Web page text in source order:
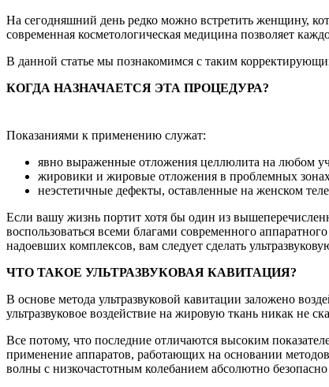
На сегодняшний день редко можно встретить женщину,
современная косметологическая медицина позволяет
В данной статье мы познакомимся с таким
КОГДА НАЗНАЧАЕТСЯ ЭТА ПРОЦЕДУРА?
Показаниями к применению служат:
явно выраженные отложения целлюлита на любом
жировики и жировые отложения в проблемных
неэстетичные дефекты, оставленные на женском
Если вашу жизнь портит хотя бы один из
воспользоваться всеми благами современного
надоевших комплексов, вам следует сделать
ЧТО ТАКОЕ УЛЬТРАЗВУКОВАЯ КАВИТАЦИЯ?
В основе метода ультразвуковой кавитации заложено
ультразвуковое воздействие на жировую ткань никак не
Все потому, что последние отличаются высоким
применение аппаратов, работающих на основании
волны с низкочастотным колебанием абсолютно безопасно